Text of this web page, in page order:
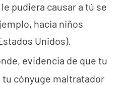
pudiera causar a tú se
hacia niños
Unidos).
evidencia de que tu
cónyuge maltratador